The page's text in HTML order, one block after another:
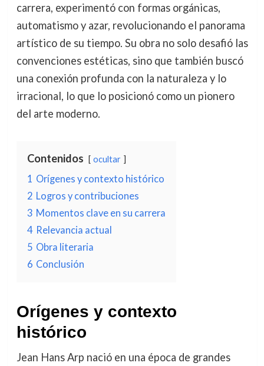
carrera, experimentó con formas orgánicas,
automatismo y azar, revolucionando el panorama
artístico de su tiempo. Su obra no solo desafió las
convenciones estéticas, sino que también buscó
una conexión profunda con la naturaleza y lo
irracional, lo que lo posicionó como un pionero
del arte moderno.
Contenidos ocultar
1 Orígenes y contexto histórico
2 Logros y contribuciones
3 Momentos clave en su carrera
4 Relevancia actual
5 Obra literaria
6 Conclusión
Orígenes y contexto
histórico
Jean Hans Arp nació en una época de grandes